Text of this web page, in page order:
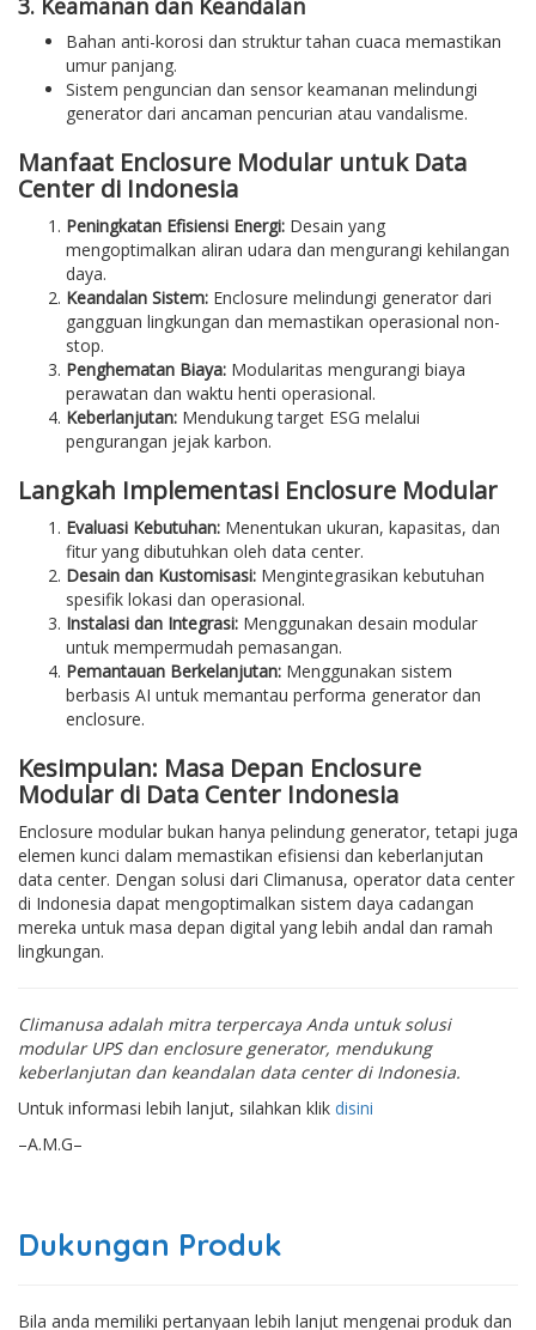
3. Keamanan dan Keandalan
Bahan anti-korosi dan struktur tahan cuaca memastikan
umur panjang.
Sistem penguncian dan sensor keamanan melindungi
generator dari ancaman pencurian atau vandalisme.
Manfaat Enclosure Modular untuk Data
Center di Indonesia
Peningkatan Efisiensi Energi: Desain yang
mengoptimalkan aliran udara dan mengurangi kehilangan
daya.
Keandalan Sistem: Enclosure melindungi generator dari
gangguan lingkungan dan memastikan operasional non-
stop.
Penghematan Biaya: Modularitas mengurangi biaya
perawatan dan waktu henti operasional.
Keberlanjutan: Mendukung target ESG melalui
pengurangan jejak karbon.
Langkah Implementasi Enclosure Modular
Evaluasi Kebutuhan: Menentukan ukuran, kapasitas, dan
fitur yang dibutuhkan oleh data center.
Desain dan Kustomisasi: Mengintegrasikan kebutuhan
spesifik lokasi dan operasional.
Instalasi dan Integrasi: Menggunakan desain modular
untuk mempermudah pemasangan.
Pemantauan Berkelanjutan: Menggunakan sistem
berbasis AI untuk memantau performa generator dan
enclosure.
Kesimpulan: Masa Depan Enclosure
Modular di Data Center Indonesia
Enclosure modular bukan hanya pelindung generator, tetapi juga
elemen kunci dalam memastikan efisiensi dan keberlanjutan
data center. Dengan solusi dari Climanusa, operator data center
di Indonesia dapat mengoptimalkan sistem daya cadangan
mereka untuk masa depan digital yang lebih andal dan ramah
lingkungan.
Climanusa adalah mitra terpercaya Anda untuk solusi
modular UPS dan enclosure generator, mendukung
keberlanjutan dan keandalan data center di Indonesia.
Untuk informasi lebih lanjut, silahkan klik disini
–A.M.G–
Dukungan Produk
Bila anda memiliki pertanyaan lebih lanjut mengenai produk dan